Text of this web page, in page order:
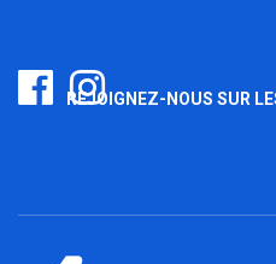
REJOIGNEZ-NOUS SUR